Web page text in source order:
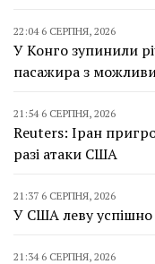
22:04 6 СЕРПНЯ, 2026
У Конго зупинили
пасажира з
21:54 6 СЕРПНЯ, 2026
Reuters: Іран
разі атаки США
21:37 6 СЕРПНЯ, 2026
У США леву успішно
21:34 6 СЕРПНЯ, 2026